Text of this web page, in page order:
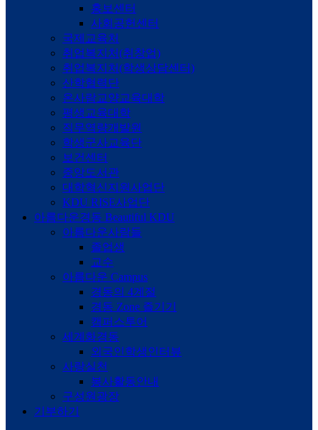
홍보센터
사회공헌센터
국제교육처
취업복지처(취창업)
취업복지처(학생상담센터)
산학협력단
온사람교양교육대학
평생교육대학
직무역량개발원
학생군사교육단
보건센터
중앙도서관
대학혁신지원사업단
KDU RISE사업단
아름다운경동 Beautiful KDU
아름다운사람들
졸업생
교수
아름다운 Campus
경동의 4계절
경동 Zone 즐기기
캠퍼스투어
세계화경동
외국인학생인터뷰
사랑실천
봉사활동안내
구성원광장
기부하기